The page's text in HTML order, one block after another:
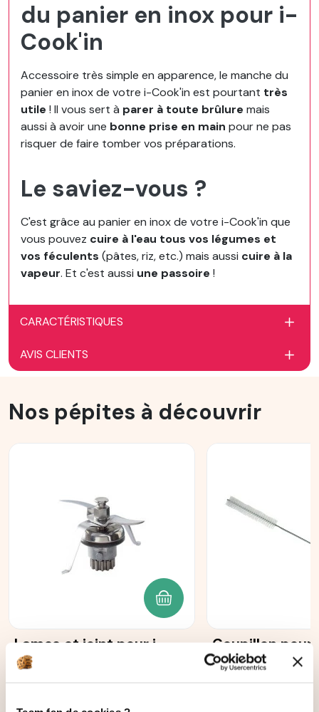
du panier en inox pour i-
Cook'in
Accessoire très simple en apparence, le manche du
panier en inox de votre i-Cook'in est pourtant très
utile ! Il vous sert à parer à toute brûlure mais
aussi à avoir une bonne prise en main pour ne pas
risquer de faire tomber vos préparations.
Le saviez-vous ?
C'est grâce au panier en inox de votre i-Cook'in que
vous pouvez cuire à l'eau tous vos légumes et
vos féculents (pâtes, riz, etc.) mais aussi cuire à la
vapeur. Et c'est aussi une passoire !
CARACTÉRISTIQUES
AVIS CLIENTS
Nos pépites à découvrir
Lames et joint pour i-
Cook'in
58,00 €
AJOUTER AU PANIER
Goupillon pour
avis